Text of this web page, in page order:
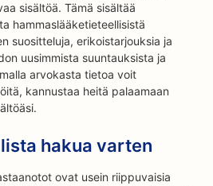
sisältöä. Tämä sisältää
hammaslääketieteellisistä
suositteluja, erikoistarjouksia ja
uusimmista suuntauksista ja
arvokasta tietoa voit
kannustaa heitä palaamaan
hakua varten
ovat usein riippuvaisia